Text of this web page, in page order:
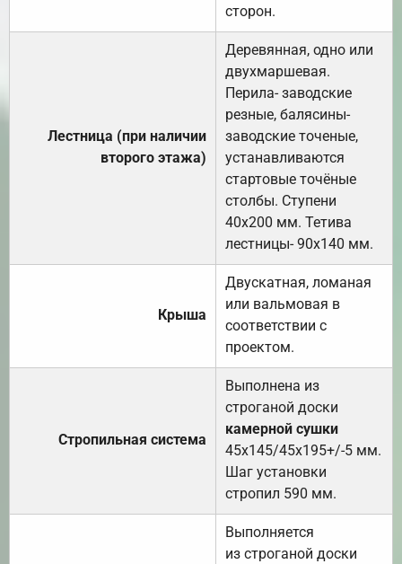
сторон.
Лестница (при наличии
второго этажа)
Деревянная, одно или
двухмаршевая.
Перила- заводские
резные, балясины-
заводские точеные,
устанавливаются
стартовые точёные
столбы. Ступени
40х200 мм. Тетива
лестницы- 90х140 мм.
Крыша
Двускатная, ломаная
или вальмовая в
соответствии с
проектом.
Стропильная система
Выполнена из
строганой доски
камерной сушки
45х145/45х195+/-5 мм.
Шаг установки
стропил 590 мм.
Выполняется
из строганой доски